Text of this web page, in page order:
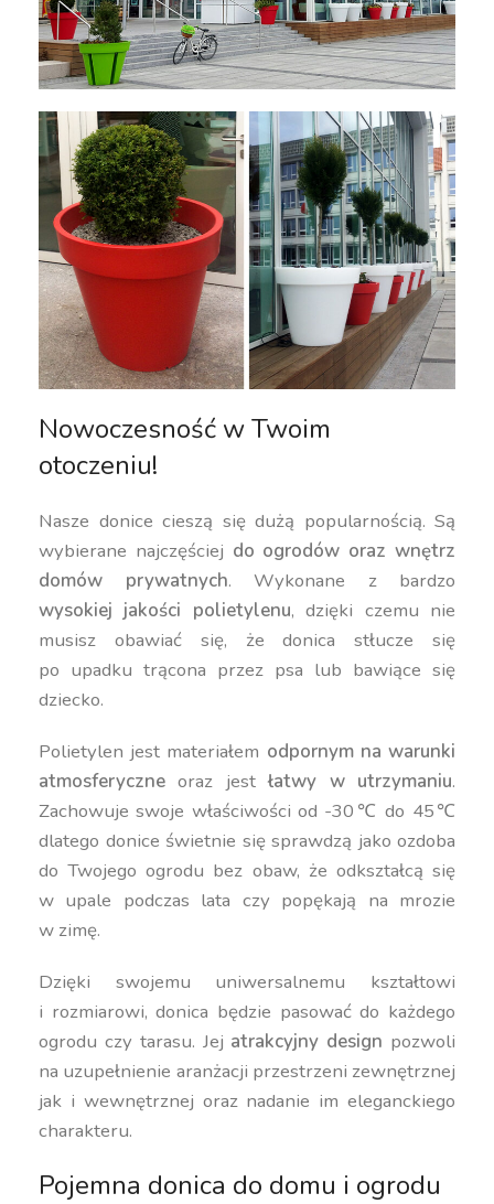
Nowoczesność w Twoim
otoczeniu!
Nasze donice cieszą się dużą popularnością. Są
wybierane najczęściej do ogrodów oraz wnętrz
domów prywatnych. Wykonane z bardzo
wysokiej jakości polietylenu, dzięki czemu nie
musisz obawiać się, że donica stłucze się
po upadku trącona przez psa lub bawiące się
dziecko.
Polietylen jest materiałem odpornym na warunki
atmosferyczne oraz jestłatwy w utrzymaniu.
Zachowuje swoje właściwości od -30℃ do 45℃
dlatego donice świetnie się sprawdzą jako ozdoba
do Twojego ogrodu bez obaw, że odkształcą się
w upale podczas lata czy popękają na mrozie
w zimę.
Dzięki swojemu uniwersalnemu kształtowi
i rozmiarowi, donica będzie pasować do każdego
ogrodu czy tarasu. Jej atrakcyjny design pozwoli
na uzupełnienie aranżacji przestrzeni zewnętrznej
jak i wewnętrznej oraz nadanie im eleganckiego
charakteru.
Pojemna donica do domu i ogrodu